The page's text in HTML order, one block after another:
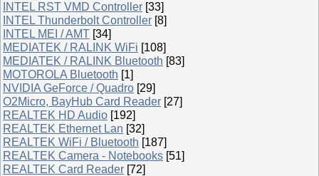
INTEL RST VMD Controller [33]
INTEL Thunderbolt Controller [8]
INTEL MEI / AMT [34]
MEDIATEK / RALINK WiFi [108]
MEDIATEK / RALINK Bluetooth [83]
MOTOROLA Bluetooth [1]
NVIDIA GeForce / Quadro [29]
O2Micro, BayHub Card Reader [27]
REALTEK HD Audio [192]
REALTEK Ethernet Lan [32]
REALTEK WiFi / Bluetooth [187]
REALTEK Camera - Notebooks [51]
REALTEK Card Reader [72]